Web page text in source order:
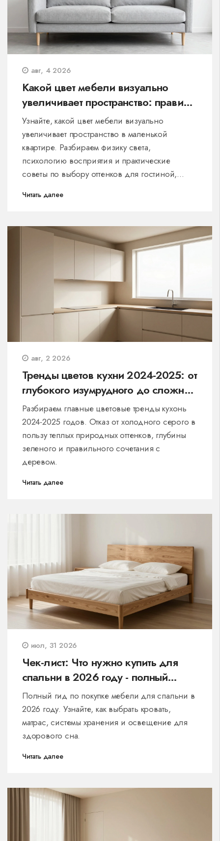
авг, 4 2026
Какой цвет мебели визуально
увеличивает пространство: правила
для маленьких комнат
Узнайте, какой цвет мебели визуально
увеличивает пространство в маленькой
квартире. Разбираем физику света,
психологию восприятия и практические
советы по выбору оттенков для гостиной,
Читать далее
авг, 2 2026
Тренды цветов кухни 2024-2025: от
глубокого изумрудного до сложной
землистой палитры
Разбираем главные цветовые тренды кухонь
2024-2025 годов. Отказ от холодного серого в
пользу теплых природных оттенков, глубины
зеленого и правильного сочетания с
деревом.
Читать далее
июл, 31 2026
Чек-лист: Что нужно купить для
спальни в 2026 году - полный
список покупок
Полный гид по покупке мебели для спальни в
2026 году. Узнайте, как выбрать кровать,
матрас, системы хранения и освещение для
здорового сна.
Читать далее